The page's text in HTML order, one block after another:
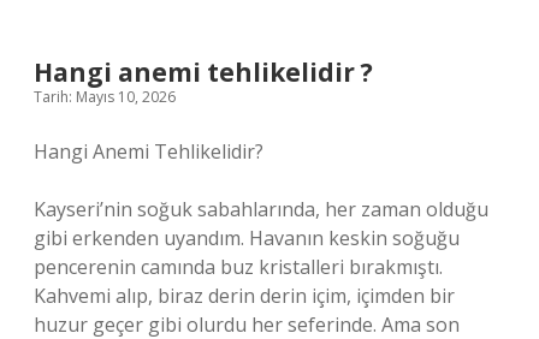
Hangi anemi tehlikelidir ?
Tarih: Mayıs 10, 2026
Hangi Anemi Tehlikelidir?
Kayseri’nin soğuk sabahlarında, her zaman olduğu
gibi erkenden uyandım. Havanın keskin soğuğu
pencerenin camında buz kristalleri bırakmıştı.
Kahvemi alıp, biraz derin derin içim, içimden bir
huzur geçer gibi olurdu her seferinde. Ama son